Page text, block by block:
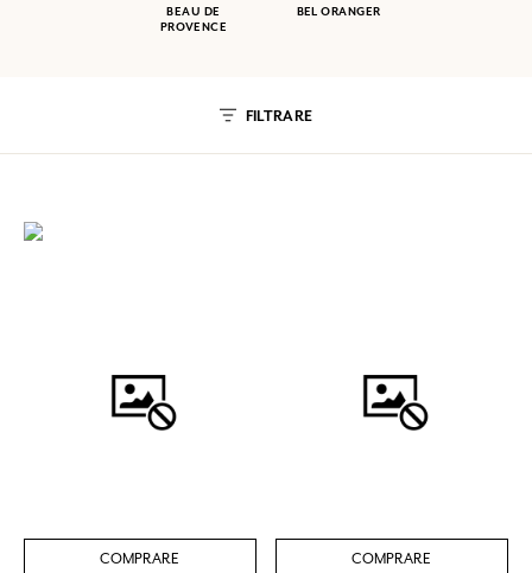
BEAU DE
PROVENCE
BEL ORANGER
FILTRARE
COMPRARE COMPRARE